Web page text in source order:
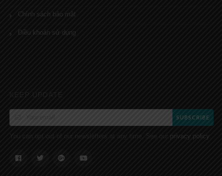
Chính sách bảo mật
Điều khoản sử dụng
KEEP UPDATE
SUBSCRIBE
You can opt out of our newsletters at any time. See our privacy policy